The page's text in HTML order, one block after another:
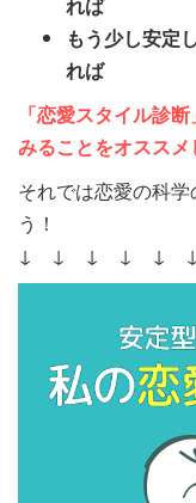
れば
もう少し安定
れば
「恋愛スタイル診
みることをオススメ
それでは恋愛の科
う！
↓ ↓ ↓ ↓ ↓